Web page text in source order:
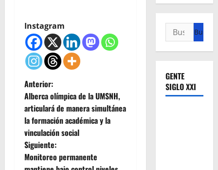
Instagram
N
a
v
e
Anterior:
Alberca olímpica de la UMSNH,
articulará de manera simultánea
la formación académica y la
vinculación social
Siguiente:
Monitoreo permanente
Buscar:
GENTE
SIGLO XXI